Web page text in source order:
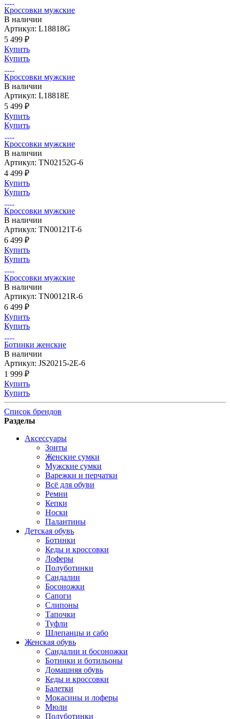
Кроссовки мужские
В наличии
Артикул: L18818G
5 499 ₽
Купить
Купить
Кроссовки мужские
В наличии
Артикул: L18818E
5 499 ₽
Купить
Купить
Кроссовки мужские
В наличии
Артикул: TN02152G-6
4 499 ₽
Купить
Купить
Кроссовки мужские
В наличии
Артикул: TN00121T-6
6 499 ₽
Купить
Купить
Кроссовки мужские
В наличии
Артикул: TN00121R-6
6 499 ₽
Купить
Купить
Ботинки женские
В наличии
Артикул: JS20215-2E-6
1 999 ₽
Купить
Купить
Список брендов
Разделы
Аксессуары
Зонты
Женские сумки
Мужские сумки
Варежки и перчатки
Всё для обуви
Ремни
Кепки
Носки
Палантины
Детская обувь
Ботинки
Кеды и кроссовки
Лоферы
Полуботинки
Сандалии
Босоножки
Сапоги
Слипоны
Тапочки
Туфли
Шлепанцы и сабо
Женская обувь
Сандалии и босоножки
Ботинки и ботильоны
Домашняя обувь
Кеды и кроссовки
Балетки
Мокасины и лоферы
Мюли
Полуботинки